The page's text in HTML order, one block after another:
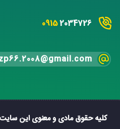
09152034726
کلیه حقوق مادی و معنوی این